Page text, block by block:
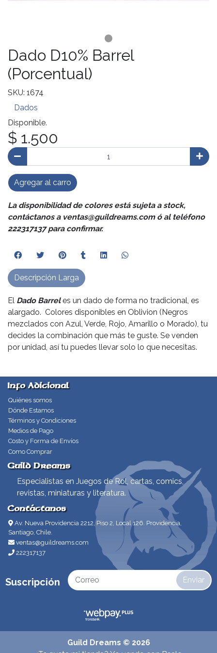
Dado D10% Barrel
(Porcentual)
SKU: 1674
Dados
Disponible.
$ 1.500
Agregar al carro
La disponibilidad de colores está sujeta a stock,
contáctanos a ventas@guildreams.com ó al teléfono
222317137 para confirmar.
El Dado Barreles un dado de forma no tradicional, es
alargado. Colores disponibles en Oblivion (Negros
mezclados con Azul, Verde, Rojo, Amarillo o Morado), tu
decides la combinación que más te guste. Se venden
por unidad, así tu puedes llevar solo lo que necesitas.
Descripción Larga
Info Adicional
Quiénes somos
Dónde Estamos
Términos y Condiciones
Medios de Pago
Costo y Forma de Envíos
Como Comprar
Guild Dreams
Especialistas en Juegos de Rol, cartas, comics,
revistas, miniaturas y literatura.
Contáctanos
Av. Nueva Providencia 2212, Piso 2, Local 126. Providencia,
Santiago, Chile.
ventas@guildreams.com
222317137
Suscripción Enviar
Guild Dreams © 2026